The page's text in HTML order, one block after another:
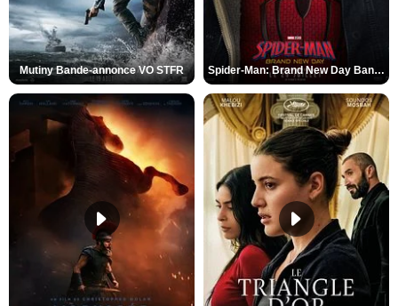
Mutiny Bande-annonce VO STFR Spider-Man: Brand New Day Bande-annonce VO STFR